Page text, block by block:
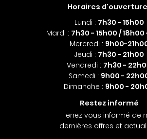
Horaires
Lundi : 7h30 - 15h00
Mardi : 7h30 - 15h00 / 18h00
Mercredi : 9h00-
Jeudi : 7h30 - 21h00
Vendredi : 7h30 -
Samedi : 9h00 -
Dimanche : 9h00 -
Restez informé
Tenez vous informé de
dernières offres et